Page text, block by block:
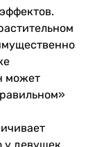
может